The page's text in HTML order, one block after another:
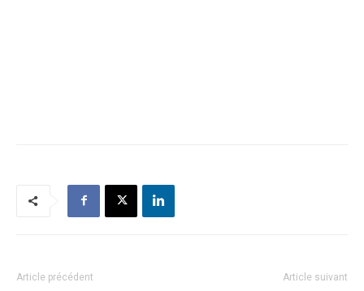
Article précédent Article suivant